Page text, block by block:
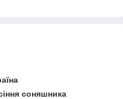
соняшника